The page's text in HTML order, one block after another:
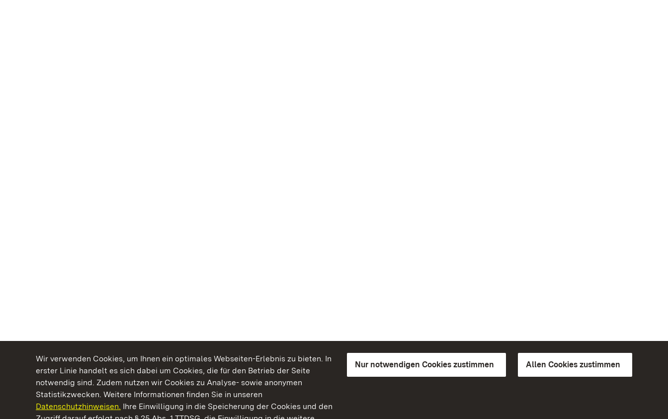
Wir verwenden Cookies, um Ihnen ein optimales Webseiten-Erlebnis zu bieten. In
erster Linie handelt es sich dabei um Cookies, die für den Betrieb der Seite
notwendig sind. Zudem nutzen wir Cookies zu Analyse- sowie anonymen
Statistikzwecken. Weitere Informationen finden Sie in unseren
Datenschutzhinweisen. Ihre Einwilligung in die Speicherung der Cookies und den
Nur notwendigen Cookies zustimmen Allen Cookies zustimmen